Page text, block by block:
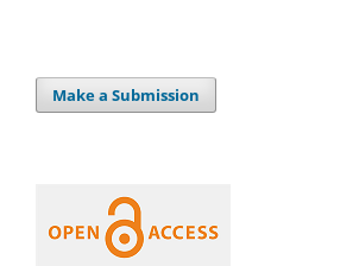
Make a Submission